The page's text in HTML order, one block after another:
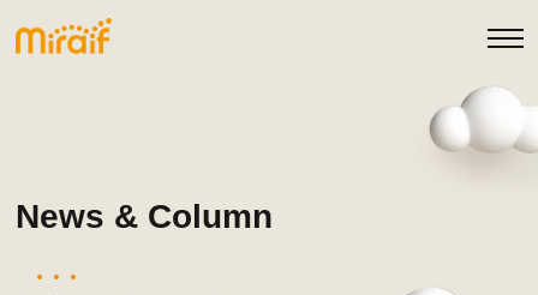
News & Column